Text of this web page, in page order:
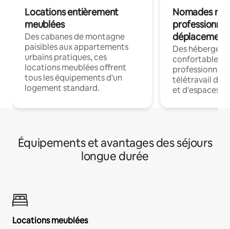
Locations entièrement
meublées
Des cabanes de montagne
paisibles aux appartements
urbains pratiques, ces
locations meublées offrent
tous les équipements d'un
logement standard.
Nomades
déplacement
Des
confortables
professionnels
télétravail
et d'espaces
Équipements et avantages des séjours
longue durée
Locations meublées